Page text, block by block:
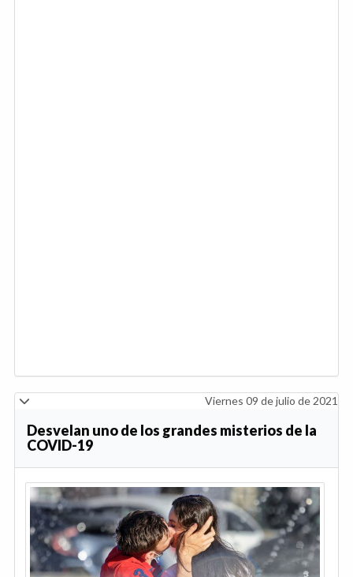
Viernes 09 de julio de 2021
Desvelan uno de los grandes misterios de la
COVID-19